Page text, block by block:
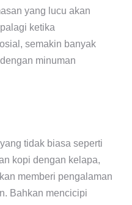
yang lucu akan
ketika
semakin banyak
minuman
tidak biasa seperti
kopi dengan kelapa,
memberi pengalaman
Bahkan mencicipi